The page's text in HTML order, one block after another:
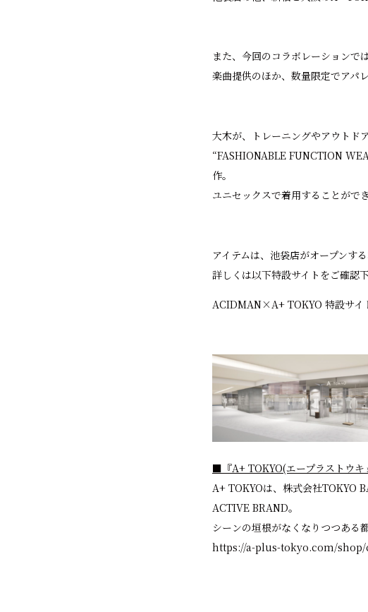
また、今回のコラボレーションで
楽曲提供のほか、数量限定でアパ
大木が、トレーニングやアウトド
“FASHIONABLE FUNCTION
作。
ユニセックスで着用することがで
アイテムは、池袋店がオープンす
詳しくは以下特設サイトをご確認下
ACIDMAN×A+ TOKYO 特設サイ
■『A+ TOKYO(エープラストウキ
A+ TOKYOは、株式会社TOKYO
ACTIVE BRAND。
シーンの垣根がなくなりつつある
https://a-plus-tokyo.com/shop/